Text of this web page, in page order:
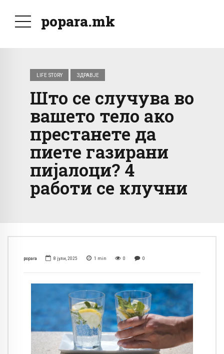
popara.mk
LIFE STORY ЗДРАВЈЕ
Што се случува во
вашето тело ако
престанете да
пиете газирани
пијалоци? 4
работи се клучни
popara 8 јули, 2025 1 min 0 0